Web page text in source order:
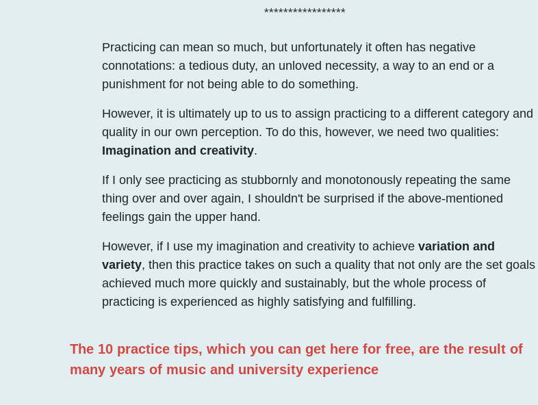
*****************
Practicing can mean so much, but unfortunately it often has negative
connotations: a tedious duty, an unloved necessity, a way to an end or a
punishment for not being able to do something.
However, it is ultimately up to us to assign practicing to a different category and
quality in our own perception. To do this, however, we need two qualities:
Imagination and creativity.
If I only see practicing as stubbornly and monotonously repeating the same
thing over and over again, I shouldn't be surprised if the above-mentioned
feelings gain the upper hand.
However, if I use my imagination and creativity to achievevariation and
variety, then this practice takes on such a quality that not only are the set goals
achieved much more quickly and sustainably, but the whole process of
practicing is experienced as highly satisfying and fulfilling.
The 10 practice tips, which you can get here for free, are the result of
many years of music and university experience